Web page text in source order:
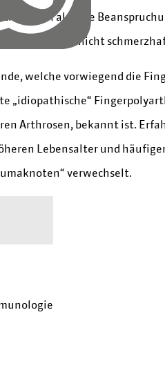
als eine
sind in Ruhe nicht
welche vorwiegend die
„idiopathische“
Arthrosen, bekannt ist.
Lebensalter und
verwechselt.